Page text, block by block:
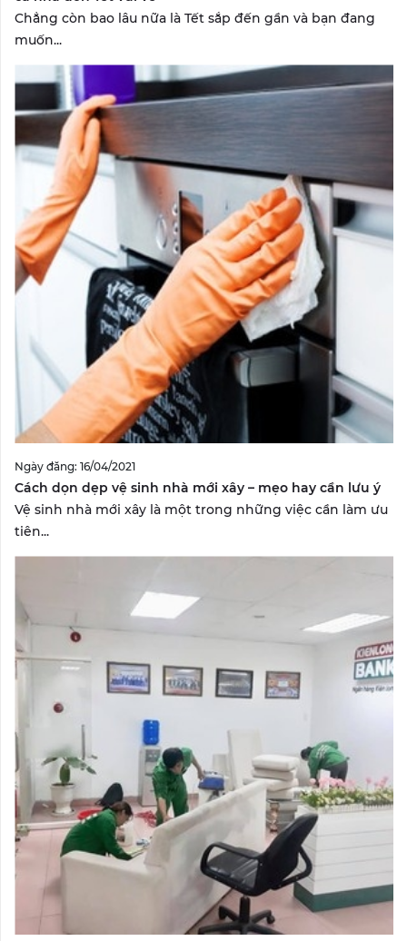
Chẳng còn bao lâu nữa là Tết sắp đến gần và bạn đang
muốn...
Ngày đăng: 16/04/2021
Cách dọn dẹp vệ sinh nhà mới xây – mẹo hay cần lưu ý
Vệ sinh nhà mới xây là một trong những việc cần làm ưu
tiên...